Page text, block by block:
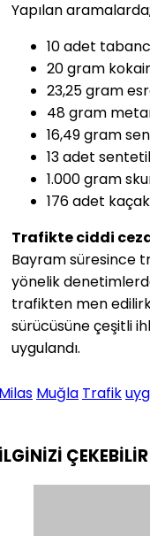
Yapılan aramalarda;
10 adet
20 gram
23,25 gram
48 gram
16,49 gram
13 adet
1.000 gram
176 adet
Trafikte ciddi
Bayram süresince
yönelik
trafikten men
sürücüsüneçeşitli
uygulandı.
Muğla Trafik
ÇEKEBİLİR